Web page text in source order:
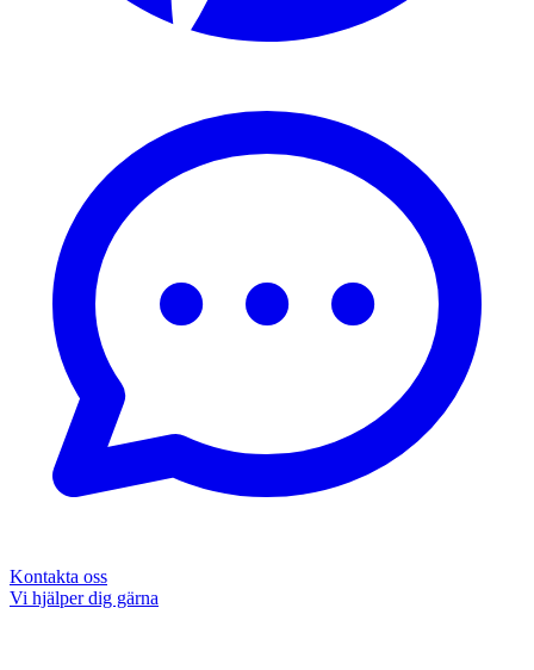
Kontakta oss
Vi hjälper dig gärna